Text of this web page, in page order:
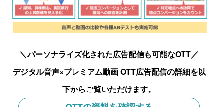
＼パーソナライズ化された広告配信も可能なOTT／
デジタル音声×プレミアム動画 OTT広告配信の詳細を以
下からご覧いただけます。